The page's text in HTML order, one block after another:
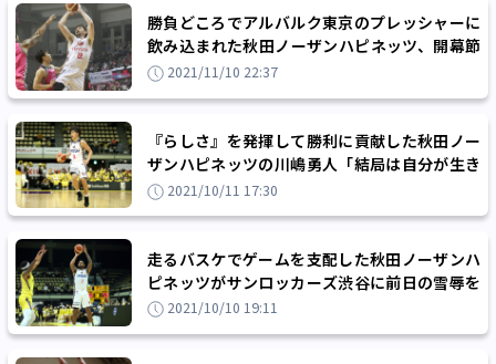
勝負どころでアルバルク東京のプレッシャーに
飲み込まれた秋田ノーザンハピネッツ、開幕節
以来の連勝はならず
2021/11/10 22:37
『らしさ』を発揮して勝利に貢献した秋田ノー
ザンハピネッツの川嶋勇人「結局は自分が生き
たらみんなも生きてくる」
2021/10/11 17:30
走るバスケでゲームを支配した秋田ノーザンハ
ピネッツがサンロッカーズ渋谷に前日の雪辱を
果たす2021/10/10 19:11